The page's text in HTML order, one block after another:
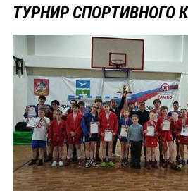
ТУРНИР СПОРТИВНОГО